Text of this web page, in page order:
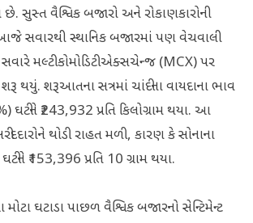
છે. સુસ્ત વૈશ્વિક બજારો અને રોકાણકારોની
સવારથી સ્થાનિક બજારમાં પણ વેચવાલી
મલ્ટી કોમોડિટી એક્સચેન્જ (MCX) પર
થયું. શરૂઆતના સત્રમાં ચાંદીના વાયદાના ભાવ
₹243,932 પ્રતિ કિલોગ્રામ થયા. આ
થોડી રાહત મળી, કારણ કે સોનાના
₹153,396 પ્રતિ 10 ગ્રામ થયા.
ઘટાડા પાછળ વૈશ્વિક બજારનો સેન્ટિમેન્ટ